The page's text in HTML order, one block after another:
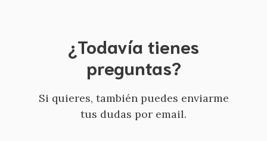
¿Todavía tienes
preguntas?
Si quieres, también puedes enviarme
tus dudas por email.